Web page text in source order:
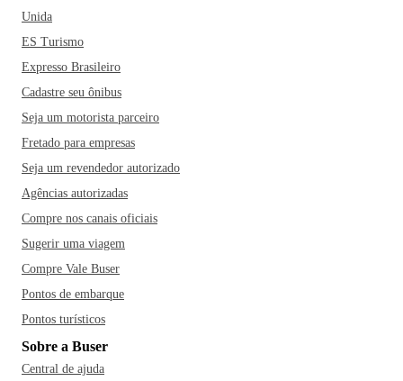
Unida
ES Turismo
Expresso Brasileiro
Cadastre seu ônibus
Seja um motorista parceiro
Fretado para empresas
Seja um revendedor autorizado
Agências autorizadas
Compre nos canais oficiais
Sugerir uma viagem
Compre Vale Buser
Pontos de embarque
Pontos turísticos
Sobre a Buser
Central de ajuda